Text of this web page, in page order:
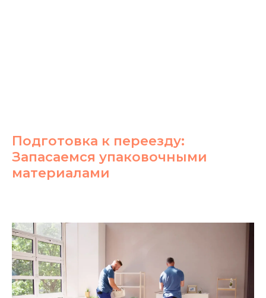
Подготовка к переезду:
Запасаемся упаковочными
материалами